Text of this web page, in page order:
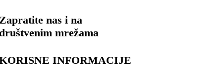
nas i na
mrežama
INFORMACIJE